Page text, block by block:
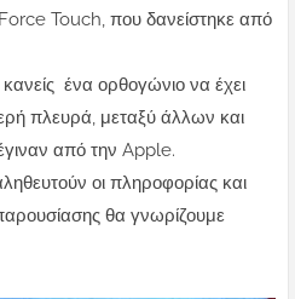
Touch, που δανείστηκε από
ένα ορθογώνιο να έχει
πλευρά, μεταξύ άλλων και
από την Apple.
οι πληροφορίας και
θα γνωρίζουμε